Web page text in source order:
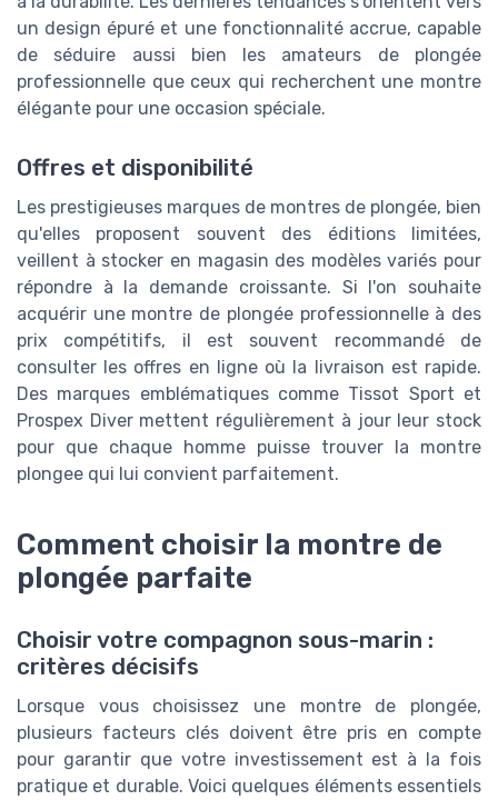
un design épuré et une fonctionnalité accrue, capable
de séduire aussi bien les amateurs de plongée
professionnelle que ceux qui recherchent une montre
élégante pour une occasion spéciale.
Offres et disponibilité
Les prestigieuses marques de montres de plongée, bien
qu'elles proposent souvent des éditions limitées,
veillent à stocker en magasin des modèles variés pour
répondre à la demande croissante. Si l'on souhaite
acquérir une montre de plongée professionnelle à des
prix compétitifs, il est souvent recommandé de
consulter les offres en ligne où la livraison est rapide.
Des marques emblématiques comme Tissot Sport et
Prospex Diver mettent régulièrement à jour leur stock
pour que chaque homme puisse trouver la montre
plongee qui lui convient parfaitement.
Comment choisir la montre de
plongée parfaite
Choisir votre compagnon sous-marin :
critères décisifs
Lorsque vous choisissez une montre de plongée,
plusieurs facteurs clés doivent être pris en compte
pour garantir que votre investissement est à la fois
pratique et durable. Voici quelques éléments essentiels